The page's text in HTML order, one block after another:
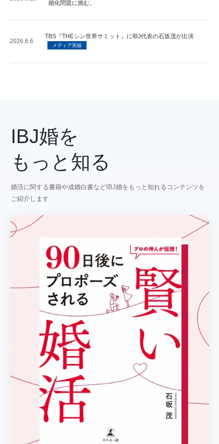
婚化問題に挑む。
2026.6.6
TBS『THEシン世界サミット』にIBJ代表の石坂茂が出演
メディア実績
IBJ婚を
もっと知る
婚活に関する書籍や成婚白書などIBJ婚をもっと知れるコンテンツを
ご紹介します